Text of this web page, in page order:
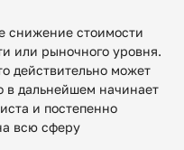
снижение стоимости
или рыночного уровня.
действительно может
в дальнейшем начинает
и постепенно
всю сферу